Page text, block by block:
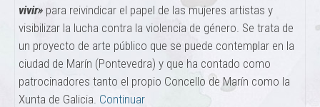
vivir» para reivindicar el papel de las mujeres artistas y
visibilizar la lucha contra la violencia de género. Se trata de
un proyecto de arte público que se puede contemplar en la
ciudad de Marín (Pontevedra) y que ha contado como
patrocinadores tanto el propio Concello de Marín como la
Xunta de Galicia. Continuar